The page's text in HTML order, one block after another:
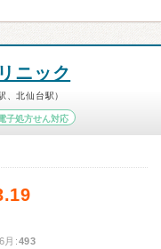
ニック
、北仙台駅）
子処方せん対応
:493